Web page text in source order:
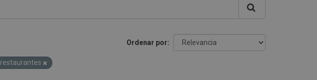
Ordenar por
restaurantes